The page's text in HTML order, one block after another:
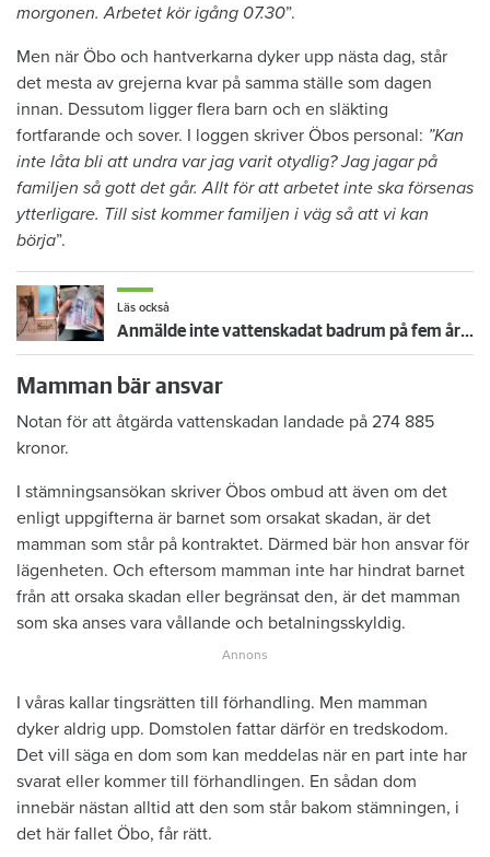
morgonen. Arbetet kör igång 07.30”.
Men när Öbo och hantverkarna dyker upp nästa dag, står
det mesta av grejerna kvar på samma ställe som dagen
innan. Dessutom ligger flera barn och en släkting
fortfarande och sover. I loggen skriver Öbos personal: ”Kan
inte låta bli att undra var jag varit otydlig? Jag jagar på
familjen så gott det går. Allt för att arbetet inte ska försenas
ytterligare. Till sist kommer familjen i väg så att vi kan
börja”.
Läs också
Anmälde inte vattenskadat badrum på fem år – krävs på 125 000 kronor
Mamman bär ansvar
Notan för att åtgärda vattenskadan landade på 274 885
kronor.
I stämningsansökan skriver Öbos ombud att även om det
enligt uppgifterna är barnet som orsakat skadan, är det
mamman som står på kontraktet. Därmed bär hon ansvar för
lägenheten. Och eftersom mamman inte har hindrat barnet
från att orsaka skadan eller begränsat den, är det mamman
som ska anses vara vållande och betalningsskyldig.
I våras kallar tingsrätten till förhandling. Men mamman
dyker aldrig upp. Domstolen fattar därför en tredskodom.
Det vill säga en dom som kan meddelas när en part inte har
svarat eller kommer till förhandlingen. En sådan dom
innebär nästan alltid att den som står bakom stämningen, i
det här fallet Öbo, får rätt.